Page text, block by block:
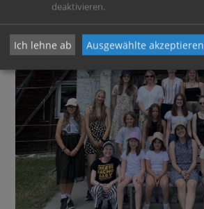
deaktivieren.
Ich lehne ab Ausgewählte akzeptieren